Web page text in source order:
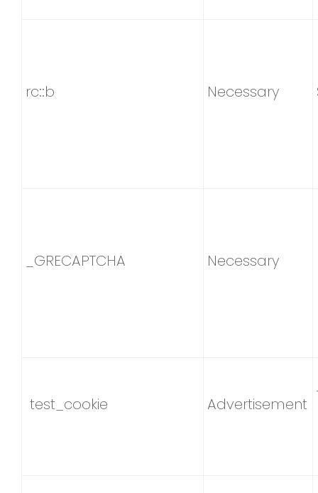
rc::b Necessary
_GRECAPTCHA Necessary
test_cookie Advertisement